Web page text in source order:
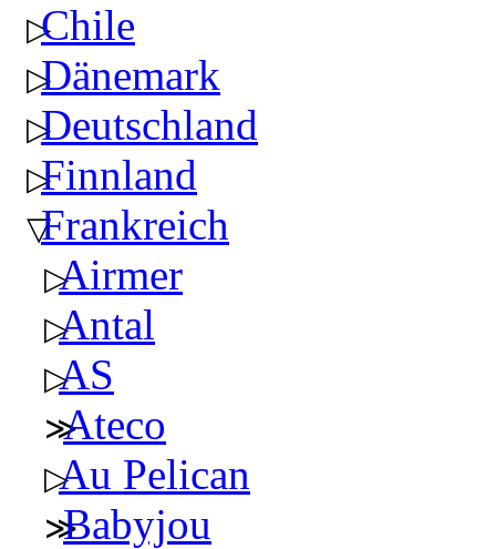
Chile
Dänemark
Deutschland
Finnland
Frankreich
Airmer
Antal
AS
Ateco
Au Pelican
Babyjou